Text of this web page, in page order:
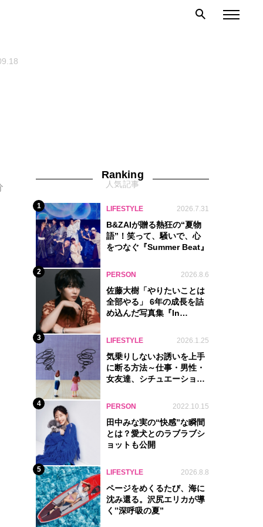
Ranking
人気記事
1 LIFESTYLE 2026.7.31
B&ZAIが贈る熱狂の“夏物
語”！笑って、騒いで、心
をつなぐ『Summer Beat』
2 PERSON 2026.8.6
佐藤大樹「やりたいことは
全部やる」 6年の成長を詰
め込んだ写真集『In
3 LIFESTYLE 2026.1.25
気乗りしないお誘いを上手
に断る方法～仕事・男性・
女友達、シチュエーション
4 PERSON 2022.10.15
田中みな実の“快感”な瞬間
とは？愛犬とのラブラブシ
ョットも公開
5 LIFESTYLE 2026.8.8
ページをめくるたび、海に
沈み還る。沢尻エリカが導
く‟深呼吸の夏”